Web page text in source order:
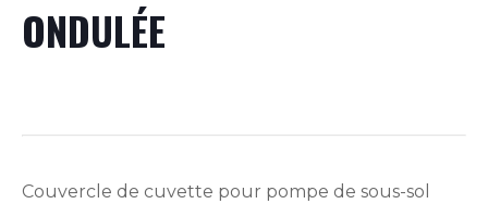
ONDULÉE
Couvercle de cuvette pour pompe de sous-sol